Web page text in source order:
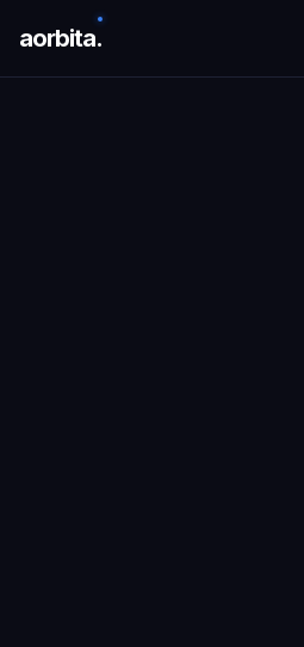
aorbita.